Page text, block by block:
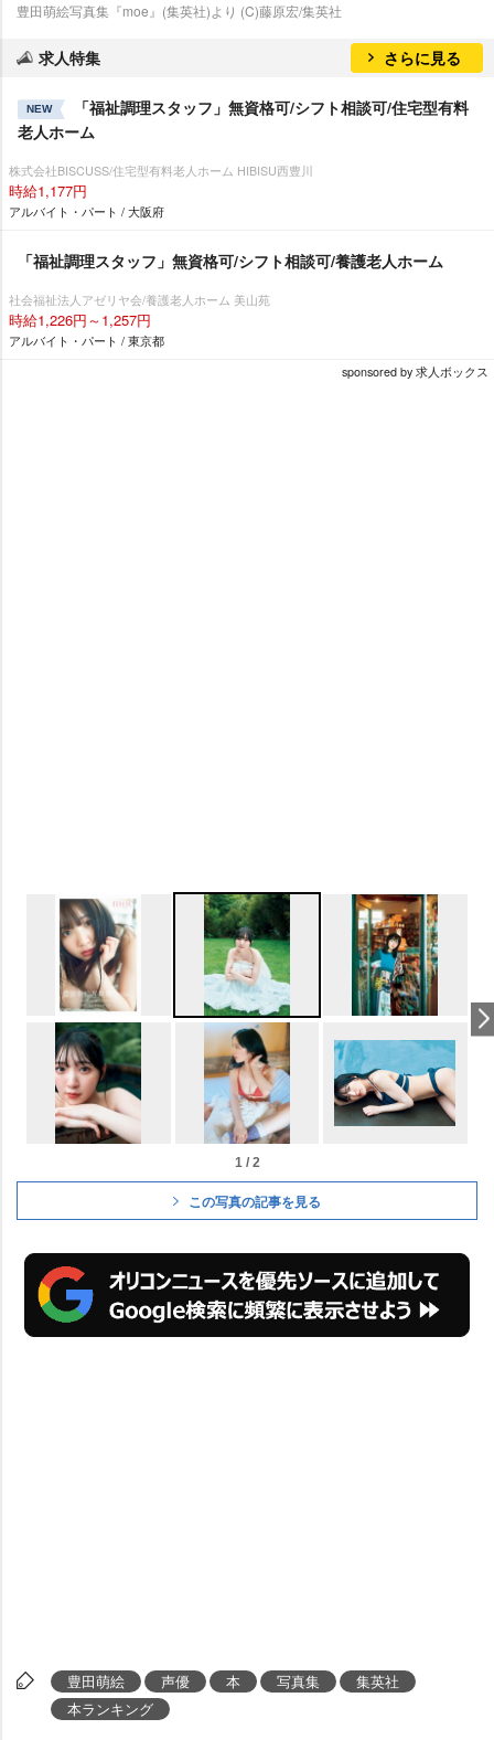
豊田萌絵写真集『moe』(集英社)より (C)藤原宏/集英社
求人特集 さらに見る
NEW
「福祉調理スタッフ」無資格可/シフト相談可/住宅型有料
老人ホーム
株式会社BISCUSS/住宅型有料老人ホーム HIBISU西豊川
時給1,177円
アルバイト・パート / 大阪府
「福祉調理スタッフ」無資格可/シフト相談可/養護老人ホーム
社会福祉法人アゼリヤ会/養護老人ホーム 美山苑
時給1,226円～1,257円
アルバイト・パート / 東京都
sponsored by 求人ボックス
1 / 2
この写真の記事を見る
豊田萌絵 声優 本 写真集
集英社
本ランキング